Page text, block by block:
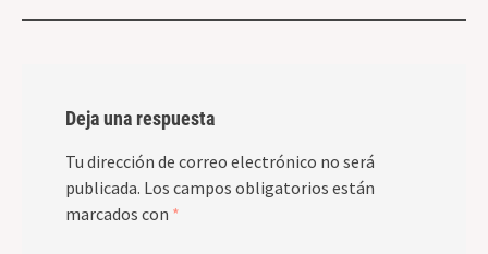
Deja una respuesta
Tu dirección de correo electrónico no será
publicada. Los campos obligatorios están
marcados con *